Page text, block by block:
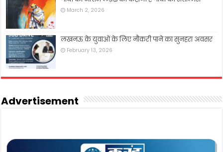
March 2, 2026
लखनऊ के युवाओं के लिए नौकरी पाने का सुनहरा अवसर
February 13, 2026
Advertisement